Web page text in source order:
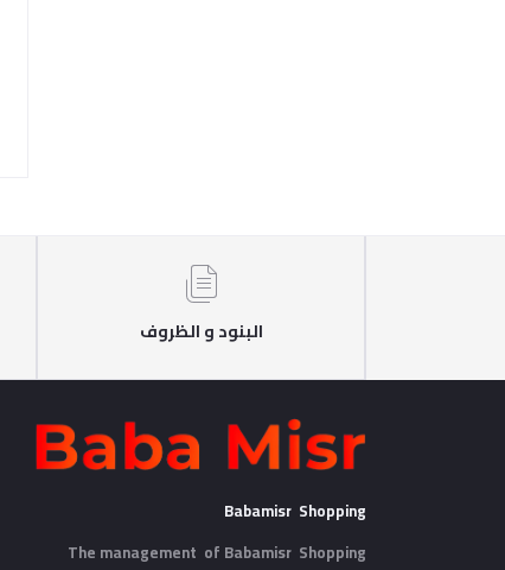
البنود و الظروف
Babamisr Shopping
The management of Babamisr Shopping